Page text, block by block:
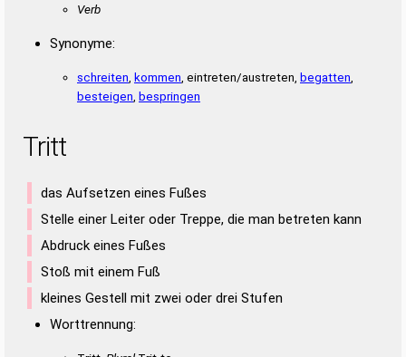
Verb
Synonyme:
schreiten kommen , eintreten/austreten, begatten
besteigen bespringen
Tritt
das Aufsetzen eines Fußes
Stelle einer Leiter oder Treppe, die man betreten kann
Abdruck eines Fußes
Stoß mit einem Fuß
kleines Gestell mit zwei oder drei Stufen
Worttrennung: